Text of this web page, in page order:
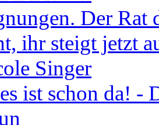
Der
ihr steigt jetzt
Singer
ist schon da! -